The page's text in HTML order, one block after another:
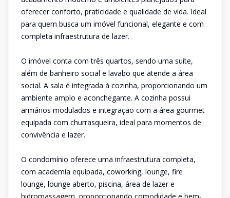
oferecer conforto, praticidade e qualidade de vida. Ideal
para quem busca um imóvel funcional, elegante e com
completa infraestrutura de lazer.
O imóvel conta com três quartos, sendo uma suíte,
além de banheiro social e lavabo que atende a área
social. A sala é integrada à cozinha, proporcionando um
ambiente amplo e aconchegante. A cozinha possui
armários modulados e integração com a área gourmet
equipada com churrasqueira, ideal para momentos de
convivência e lazer.
O condomínio oferece uma infraestrutura completa,
com academia equipada, coworking, lounge, fire
lounge, lounge aberto, piscina, área de lazer e